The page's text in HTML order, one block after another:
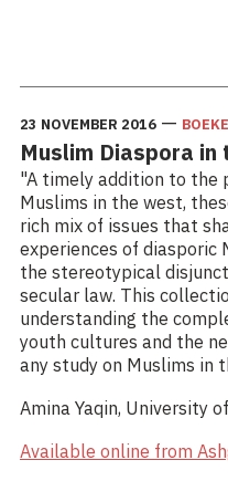
23 NOVEMBER 2016 —
Muslim Diaspora in
"A timely addition to the
Muslims in the west,
rich mix of issues that
experiences of diasporic
the stereotypical
secular law. This
understanding the
youth cultures and the
any study on Muslims in
Amina Yaqin, University
Available online from